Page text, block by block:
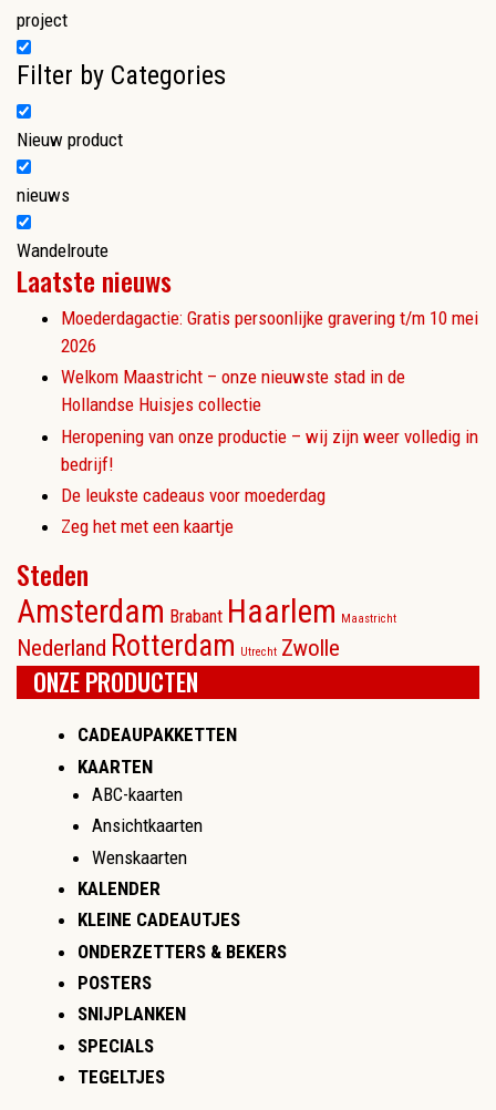
project
Filter by Categories
Nieuw product
nieuws
Wandelroute
Laatste nieuws
Moederdagactie: Gratis persoonlijke gravering t/m 10 mei
2026
Welkom Maastricht – onze nieuwste stad in de
Hollandse Huisjes collectie
Heropening van onze productie – wij zijn weer volledig in
bedrijf!
De leukste cadeaus voor moederdag
Zeg het met een kaartje
Steden
Amsterdam Brabant Haarlem Maastricht
Nederland Rotterdam Utrecht Zwolle
ONZE PRODUCTEN
CADEAUPAKKETTEN
KAARTEN
ABC-kaarten
Ansichtkaarten
Wenskaarten
KALENDER
KLEINE CADEAUTJES
ONDERZETTERS & BEKERS
POSTERS
SNIJPLANKEN
SPECIALS
TEGELTJES